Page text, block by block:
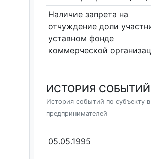
Наличие запрета на
отчуждение доли
уставном фонде
коммерческой
ИСТОРИЯ СОБЫТИЙ
История событий по субъекту
предпринимателей
05.05.1995